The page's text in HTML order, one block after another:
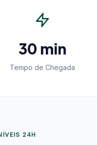
30 min
Tempo de Chegada
24H